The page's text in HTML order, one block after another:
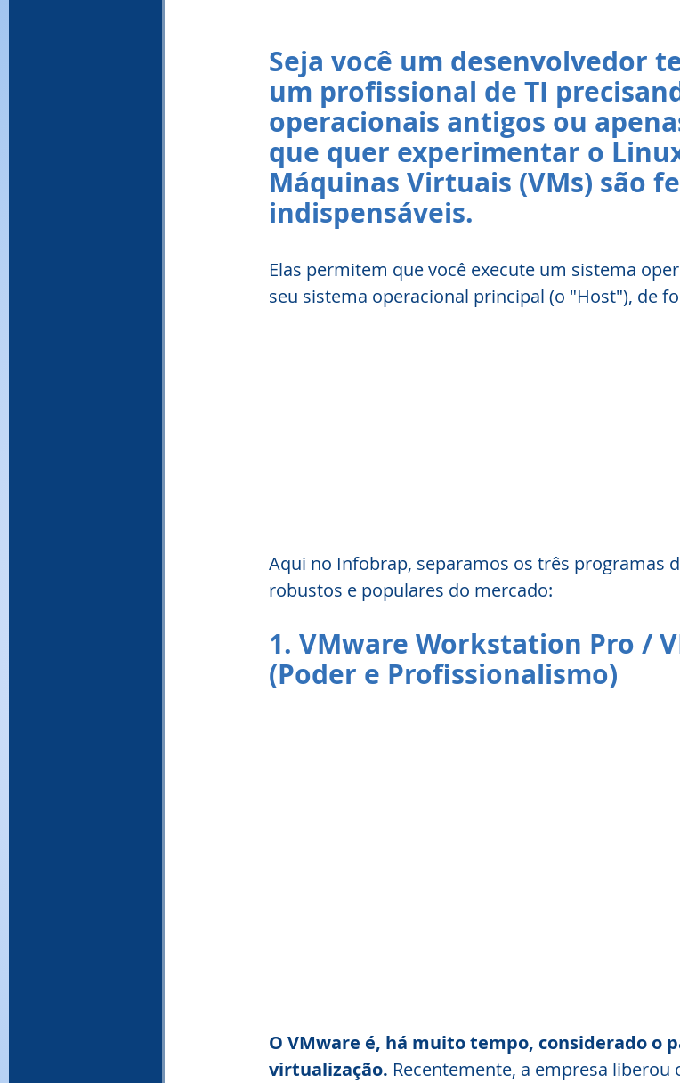
Seja você um desenvolvedor
um profissional de TI
operacionais antigos ou
que quer experimentar o
Máquinas Virtuais (VMs) são
indispensáveis.
Elas permitem que você execute um sistema
seu sistema operacional principal (o "Host"), de
Aqui no Infobrap, separamos os três programas
robustos e populares do mercado:
1. VMware Workstation Pro /
(Poder e Profissionalismo)
O VMware é, há muito tempo, considerado o
virtualização. Recentemente, a empresa